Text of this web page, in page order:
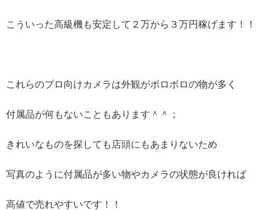
こういった高級機も安定して２万から３万円稼げます！！
これらのプロ向けカメラは外観がボロボロの物が多く
付属品が何もないこともあります＾＾；
きれいなものを探しても店頭にもあまりないため
写真のように付属品が多い物やカメラの状態が良ければ
高値で売れやすいです！！